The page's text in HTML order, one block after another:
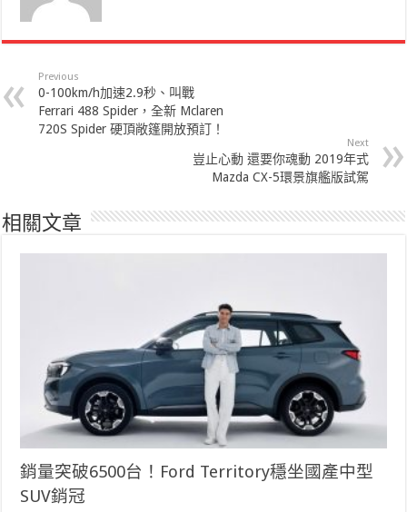
Previous
0-100km/h加速2.9秒、叫戰
Ferrari 488 Spider，全新 Mclaren
720S Spider 硬頂敞篷開放預訂！
Next
豈止心動 還要你魂動 2019年式
Mazda CX-5環景旗艦版試駕
相關文章
銷量突破6500台！Ford Territory穩坐國產中型
SUV銷冠